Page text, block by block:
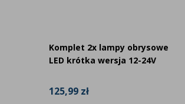
Komplet 2x lampy obrysowe
LED krótka wersja 12-24V
125,99 zł